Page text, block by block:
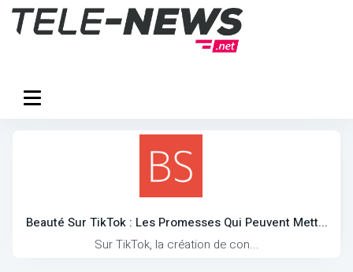
Beauté Sur TikTok : Les Promesses Qui Peuvent Mett...
Sur TikTok, la création de con...